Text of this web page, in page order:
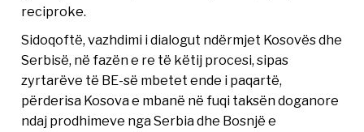
reciproke.
Sidoqoftë, vazhdimi i dialogut ndërmjet Kosovës dhe
Serbisë, në fazën e re të këtij procesi, sipas
zyrtarëve të BE-së mbetet ende i paqartë,
përderisa Kosova e mbanë në fuqi taksën doganore
ndaj prodhimeve nga Serbia dhe Bosnjë e